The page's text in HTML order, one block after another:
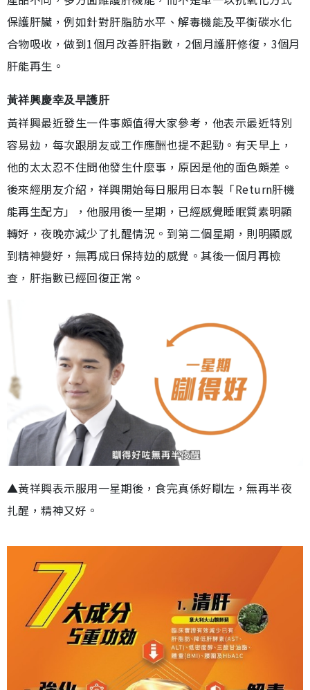
保護肝臟，例如針對肝脂肪水平、解毒機能及平衡碳水化
合物吸收，做到1個月改善肝指數，2個月護肝修復，3個月
肝能再生。
黃祥興慶幸及早護肝
黃祥興最近發生一件事頗值得大家參考，他表示最近特別
容易攰，每次跟朋友或工作應酬也提不起勁。有天早上，
他的太太忍不住問他發生什麼事，原因是他的面色頗差。
後來經朋友介紹，祥興開始每日服用日本製「Return肝機
能再生配方」，他服用後一星期，已經感覺睡眠質素明顯
轉好，夜晚亦減少了扎醒情況。到第二個星期，則明顯感
到精神變好，無再成日保持攰的感覺。其後一個月再檢
查，肝指數已經回復正常。
▲黃祥興表示服用一星期後，食完真係好瞓左，無再半夜
扎醒，精神又好。